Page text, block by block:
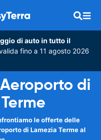
di auto in tutto il
fino a 11 agosto 2026
di
le offerte delle
di Lamezia Terme al